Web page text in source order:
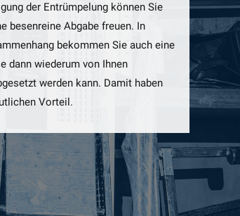
der Entrümpelung können Sie
besenreine Abgabe freuen. In
bekommen Sie auch eine
dann wiederum von Ihnen
werden kann. Damit haben
Vorteil.